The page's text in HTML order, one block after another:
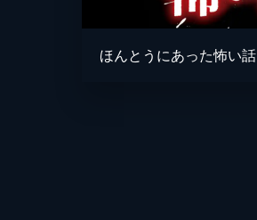
ほんとうにあった怖い話